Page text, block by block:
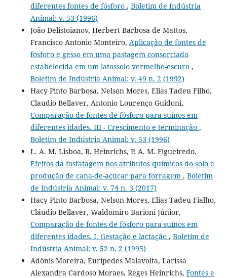
diferentes fontes de fósforo , Boletim de Indústria
Animal: v. 53 (1996)
João Delistoianov, Herbert Barbosa de Mattos,
Francisco Antonio Monteiro, Aplicação de fontes de
fósforo e gesso em uma pastagem consorciada
estabelecida em um latossolo vermelho-escuro ,
Boletim de Indústria Animal: v. 49 n. 2 (1992)
Hacy Pinto Barbosa, Nelson Mores, Elias Tadeu Filho,
Claudio Bellaver, Antonio Lourenço Guidoni,
Comparação de fontes de fósforo para suínos em
diferentes idades. III - Crescimento e terminação ,
Boletim de Indústria Animal: v. 53 (1996)
L. A. M. Lisboa, R. Heinrichs, P. A. M. Figueiredo,
Efeitos da fosfatagem nos atributos químicos do solo e
produção de cana-de-açúcar para forragem , Boletim
de Indústria Animal: v. 74 n. 3 (2017)
Hacy Pinto Barbosa, Nelson Mores, Elias Tadeu Fialho,
Cláudio Bellaver, Waldomiro Barioni Júnior,
Comparação de fontes de fósforo para suínos em
diferentes idades. I. Gestação e lactação , Boletim de
Indústria Animal: v. 52 n. 2 (1995)
Adônis Moreira, Eurípedes Malavolta, Larissa
Alexandra Cardoso Moraes, Reges Heinrichs, Fontes e